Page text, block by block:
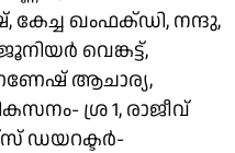
ഖംഫക്ഡി, നന്ദു,
വെങ്കട്ട്,
ആചാര്യ,
ശ്ര 1, രാജീവ്